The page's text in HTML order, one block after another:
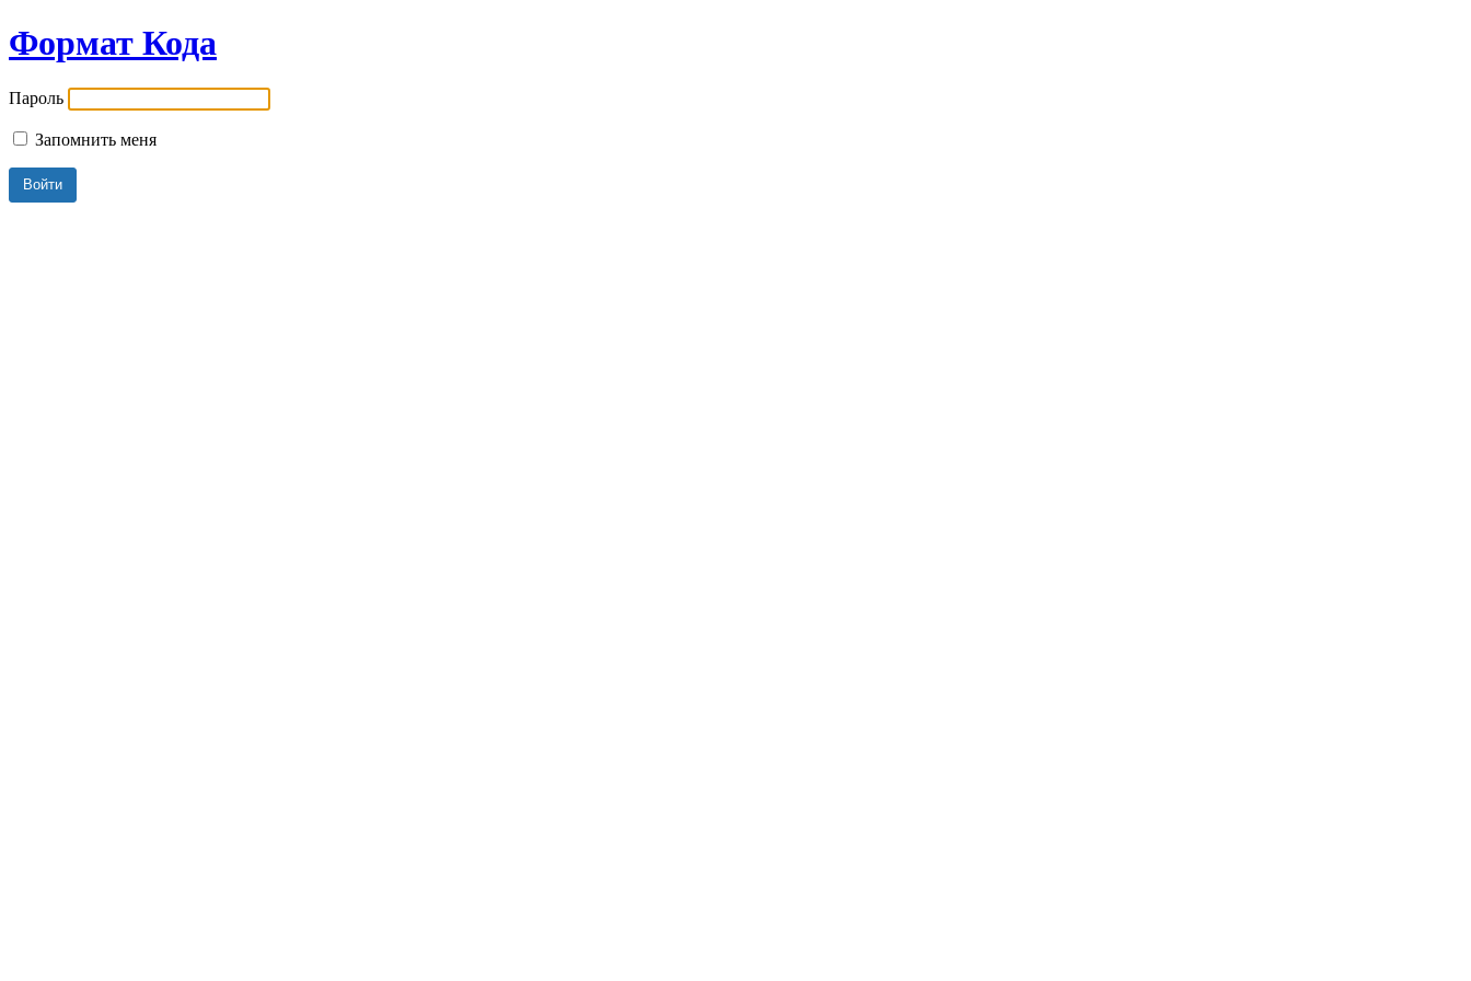
Формат Кода
Пароль
Запомнить меня